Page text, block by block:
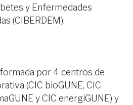
y Enfermedades
(CIBERDEM).
formada por 4 centros de
(CIC bioGUNE, CIC
y CIC energiGUNE) y